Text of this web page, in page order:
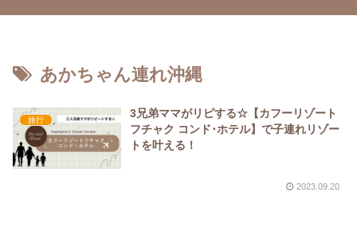
あかちゃん連れ沖縄
旅行
3兄弟ママがリピする☆【カフーリゾート
フチャク コンド･ホテル】で子連れリゾー
トを叶える！
2023.09.20